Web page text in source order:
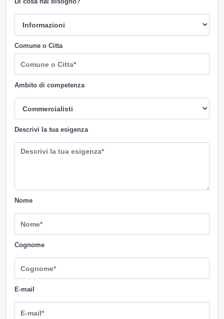
Comune o Citta
Ambito di competenza
Descrivi la tua esigenza
Nome
Cognome
E-mail